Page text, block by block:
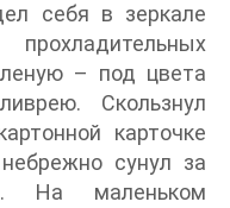
себя в зеркале
– под цвета
Скользнул
карточке
сунул за
На маленьком